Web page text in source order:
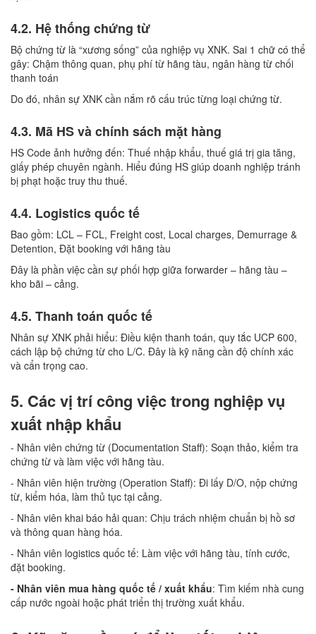
4.2. Hệ thống chứng từ
Bộ chứng từ là “xương sống” của nghiệp vụ XNK. Sai 1 chữ có thể
gây: Chậm thông quan, phụ phí từ hãng tàu, ngân hàng từ chối
thanh toán
Do đó, nhân sự XNK cần nắm rõ cấu trúc từng loại chứng từ.
4.3. Mã HS và chính sách mặt hàng
HS Code ảnh hưởng đến: Thuế nhập khẩu, thuế giá trị gia tăng,
giấy phép chuyên ngành. Hiểu đúng HS giúp doanh nghiệp tránh
bị phạt hoặc truy thu thuế.
4.4. Logistics quốc tế
Bao gồm: LCL – FCL, Freight cost, Local charges, Demurrage &
Detention, Đặt booking với hãng tàu
Đây là phần việc cần sự phối hợp giữa forwarder – hãng tàu –
kho bãi – cảng.
4.5. Thanh toán quốc tế
Nhân sự XNK phải hiểu: Điều kiện thanh toán, quy tắc UCP 600,
cách lập bộ chứng từ cho L/C. Đây là kỹ năng cần độ chính xác
và cẩn trọng cao.
5. Các vị trí công việc trong nghiệp vụ
xuất nhập khẩu
- Nhân viên chứng từ (Documentation Staff): Soạn thảo, kiểm tra
chứng từ và làm việc với hãng tàu.
- Nhân viên hiện trường (Operation Staff): Đi lấy D/O, nộp chứng
từ, kiểm hóa, làm thủ tục tại cảng.
- Nhân viên khai báo hải quan: Chịu trách nhiệm chuẩn bị hồ sơ
và thông quan hàng hóa.
- Nhân viên logistics quốc tế: Làm việc với hãng tàu, tính cước,
đặt booking.
- Nhân viên mua hàng quốc tế / xuất khẩu: Tìm kiếm nhà cung
cấp nước ngoài hoặc phát triển thị trường xuất khẩu.